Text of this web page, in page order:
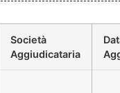
Società
Aggiudicataria